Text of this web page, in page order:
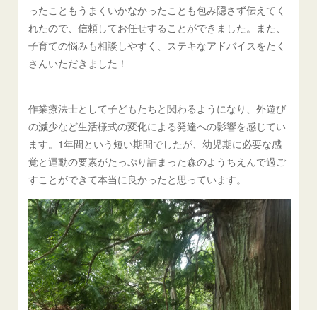
ったこともうまくいかなかったことも包み隠さず伝えてく
れたので、信頼してお任せすることができました。また、
子育ての悩みも相談しやすく、ステキなアドバイスをたく
さんいただきました！
作業療法士として子どもたちと関わるようになり、外遊び
の減少など生活様式の変化による発達への影響を感じてい
ます。1年間という短い期間でしたが、幼児期に必要な感
覚と運動の要素がたっぷり詰まった森のようちえんで過ご
すことができて本当に良かったと思っています。